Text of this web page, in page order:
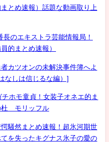
とめ速報）話題な動画取り上
のエキストラ芸能情報局！
的まとめ速報）
カツオンの未解決事件簿へよ
なしは信じるな編）]
モ童貞！女装子オネエ的ま
杜 モリッフル
騒然まとめ速報！超氷河期世
を失ったキグナス氷子の愛の